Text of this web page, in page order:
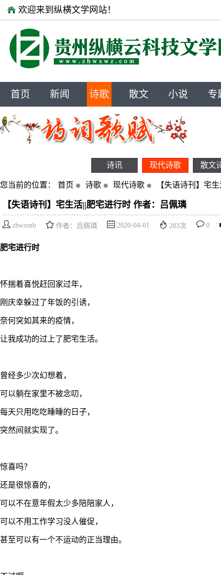
欢迎来到纵横文学网站！
首页 新闻 诗歌 散文 小说 专
诗讯 现代诗歌 散文
您当前的位置： 首页 诗歌 现代诗歌 【失语诗刊】宅
【失语诗刊】宅生活||肥宅进行时 作者：吕佩璘
zhwxmb 作者：吕佩璘 2020-04-01 283次 0
肥宅进行时
怀揣着喜悦赶回家过年，
刚庆幸躲过了年饭的引诱，
奈何突如其来的疫情，
让我成功的过上了肥宅生活。
曾经多少次幻想着，
可以躺在家里不被念叨，
每天只用吃吃睡睡的日子，
突然间就实现了。
惊喜吗？
还是很惊喜的，
可以不在意年假太少多陪陪家人，
可以不用工作学习没人催促，
甚至可以有一个不运动的正当理由。